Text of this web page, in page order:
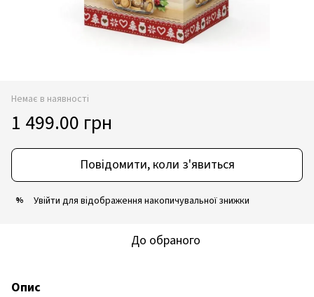
Немає в наявності
1 499.00 грн
Повідомити, коли з'явиться
% Увійти для відображення накопичувальної знижки
До обраного
Опис